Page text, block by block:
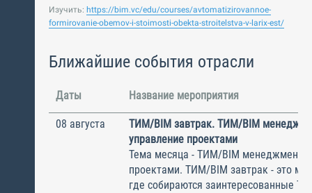
Изучить: https://bim.vc/edu/courses/avtomatizirovannoe-
formirovanie-obemov-i-stoimosti-obekta-stroitelstva-v-larix-est/
Ближайшие события отрасли
Даты Название мероприятия
08 августа
ТИМ/BIM завтрак. ТИМ/BIM
управление проектами
Тема месяца - ТИМ/BIM менеджмент и
проектами. ТИМ/BIM завтрак - это
где собираются заинтересованные